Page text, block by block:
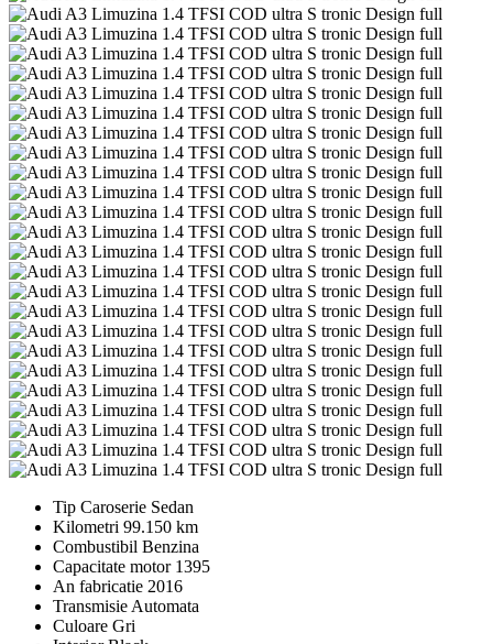
Tip Caroserie Sedan
Kilometri 99.150 km
Combustibil Benzina
Capacitate motor 1395
An fabricatie 2016
Transmisie Automata
Culoare Gri